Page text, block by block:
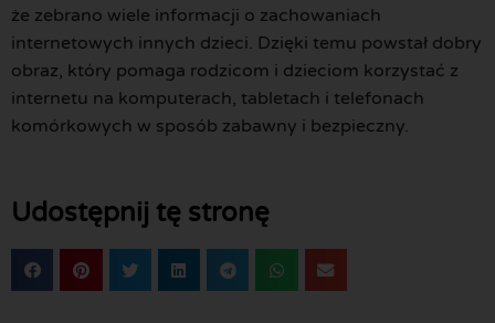
że zebrano wiele informacji o zachowaniach
internetowych innych dzieci. Dzięki temu powstał dobry
obraz, który pomaga rodzicom i dzieciom korzystać z
internetu na komputerach, tabletach i telefonach
komórkowych w sposób zabawny i bezpieczny.
Udostępnij tę stronę